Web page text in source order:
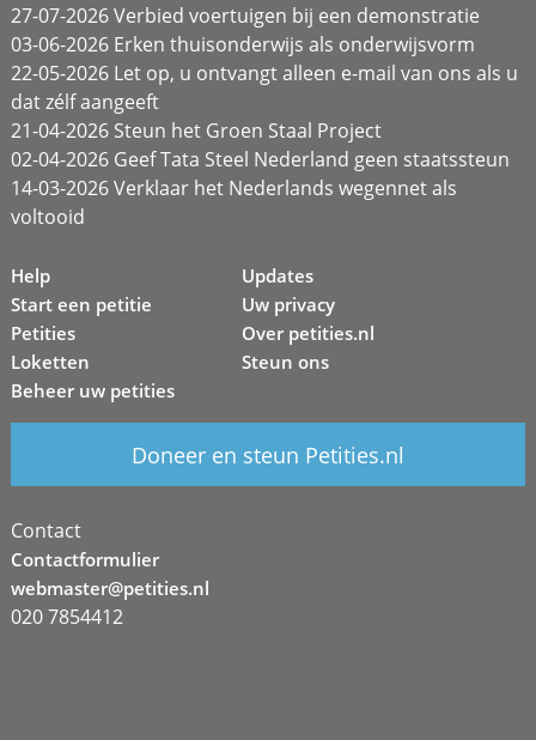
27-07-2026 Verbied voertuigen bij een demonstratie
03-06-2026 Erken thuisonderwijs als onderwijsvorm
22-05-2026 Let op, u ontvangt alleen e-mail van ons als u
dat zélf aangeeft
21-04-2026 Steun het Groen Staal Project
02-04-2026 Geef Tata Steel Nederland geen staatssteun
14-03-2026 Verklaar het Nederlands wegennet als
voltooid
Help
Start een petitie
Petities
Loketten
Beheer uw petities
Updates
Uw privacy
Over petities.nl
Steun ons
Doneer en steun Petities.nl
Contact
Contactformulier
webmaster@petities.nl
020 7854412